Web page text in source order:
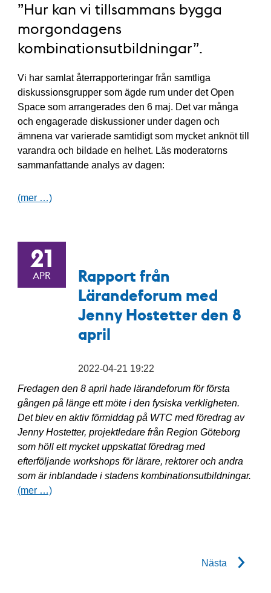
”Hur kan vi tillsammans bygga
morgondagens
kombinationsutbildningar”.
Vi har samlat återrapporteringar från samtliga
diskussionsgrupper som ägde rum under det Open
Space som arrangerades den 6 maj. Det var många
och engagerade diskussioner under dagen och
ämnena var varierade samtidigt som mycket anknöt till
varandra och bildade en helhet. Läs moderatorns
sammanfattande analys av dagen:
(mer …)
21
APR
Rapport från
Lärandeforum med
Jenny Hostetter den 8
april
2022-04-21 19:22
Fredagen den 8 april hade lärandeforum för första
gången på länge ett möte i den fysiska verkligheten.
Det blev en aktiv förmiddag på WTC med föredrag av
Jenny Hostetter, projektledare från Region Göteborg
som höll ett mycket uppskattat föredrag med
efterföljande workshops för lärare, rektorer och andra
som är inblandade i stadens kombinationsutbildningar.
(mer …)
Nästa